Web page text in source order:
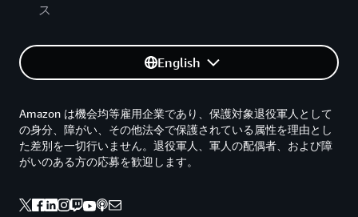
ス
English
Amazon は機会均等雇用企業であり、保護対象退役軍人として
の身分、障がい、その他法令で保護されている属性を理由とし
た差別を一切行いません。退役軍人、軍人の配偶者、および障
がいのある方の応募を歓迎します。